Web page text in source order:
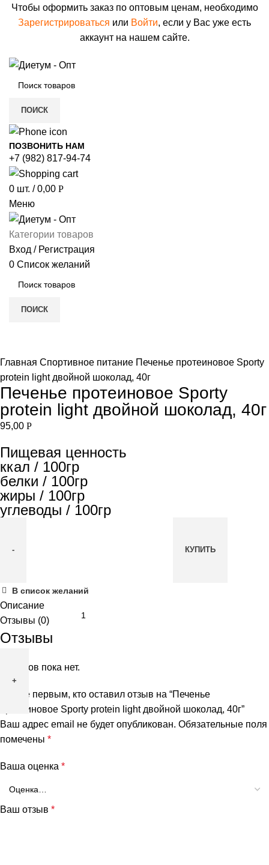
Чтобы оформить заказ по оптовым ценам, необходимо
Зарегистрироваться или Войти, если у Вас уже есть
аккаунт на нашем сайте.
ПОИСК
ПОЗВОНИТЬ НАМ
+7 (982) 817-94-74
0 шт. / 0,00 Р
Меню
Категории товаров
Вход / Регистрация
0 Список желаний
ПОИСК
Главная Спортивное питание Печенье протеиновое Sporty
protein light двойной шоколад, 40г
Печенье протеиновое Sporty
protein light двойной шоколад, 40г
95,00 Р
Пищевая ценность
ккал / 100гр
белки / 100гр
жиры / 100гр
углеводы / 100гр
Количество
товара
Печенье
протеиновое
light
двойной
шоколад,
40г
КУПИТЬ
В список желаний
Описание
Отзывы (0)
Отзывы
Отзывов пока нет.
Будьте первым, кто оставил отзыв на “Печенье
протеиновое Sporty protein light двойной шоколад, 40г”
Ваш адрес email не будет опубликован. Обязательные поля
помечены *
Ваша оценка *
Ваш отзыв *